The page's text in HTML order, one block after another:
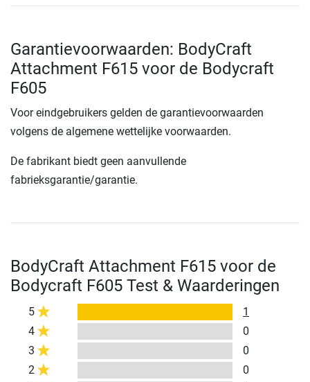
Garantievoorwaarden: BodyCraft
Attachment F615 voor de Bodycraft
F605
Voor eindgebruikers gelden de garantievoorwaarden
volgens de algemene wettelijke voorwaarden.
De fabrikant biedt geen aanvullende
fabrieksgarantie/garantie.
BodyCraft Attachment F615 voor de
Bodycraft F605 Test & Waarderingen
5
1
4
0
3
0
2
0